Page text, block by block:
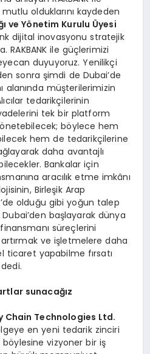
olduklarını kaydeden
ve Yönetim Kurulu Üyesi
dijital inovasyonu stratejik
RAKBANK ile güçlerimizi
duyuyoruz. Yenilikçi
sonra şimdi de Dubai’de
alanında müşterilerimizin
tedarikçilerinin
tek bir platform
böylece hem
hem de tedarikçilerine
daha avantajlı
Bankalar için
aracılık etme imkânı
Birleşik Arap
olduğu gibi yoğun talep
başlayarak dünya
süreçlerini
ve işletmelere daha
ticaret yapabilme fırsatı
sunacağız
Chain Technologies Ltd.
en yeni tedarik zinciri
vizyoner bir iş